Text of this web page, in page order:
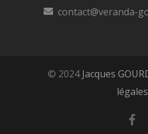
contact@veranda-
© 2024Jacques
légales